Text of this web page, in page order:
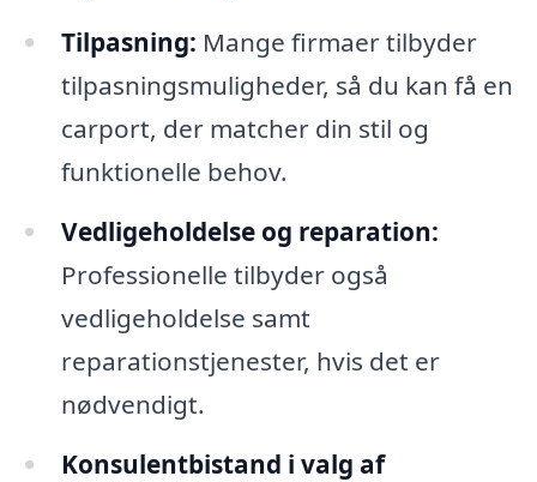
Tilpasning: Mange firmaer tilbyder
tilpasningsmuligheder, så du kan få en
carport, der matcher din stil og
funktionelle behov.
Vedligeholdelse og reparation:
Professionelle tilbyder også
vedligeholdelse samt
reparationstjenester, hvis det er
nødvendigt.
Konsulentbistand i valg af